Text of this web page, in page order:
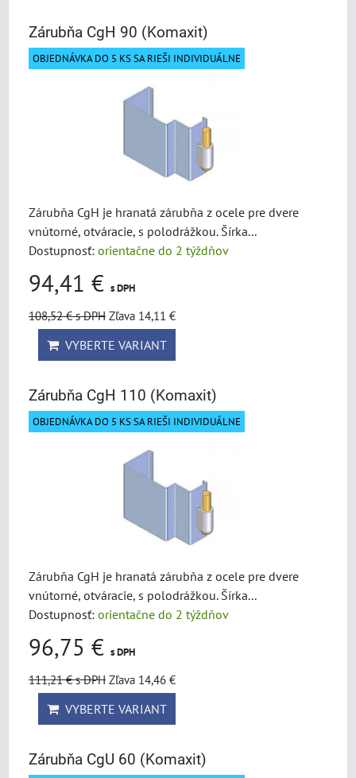
Zárubňa CgH 90 (Komaxit)
OBJEDNÁVKA DO 5 KS SA RIEŠI INDIVIDUÁLNE
Zárubňa CgH je hranatá zárubňa z ocele pre dvere
vnútorné, otváracie, s polodrážkou. Šírka...
Dostupnosť: orientačne do 2 týždňov
94,41 € s DPH
108,52 €s DPH Zľava 14,11 €
VYBERTE VARIANT
Zárubňa CgH 110 (Komaxit)
OBJEDNÁVKA DO 5 KS SA RIEŠI INDIVIDUÁLNE
Zárubňa CgH je hranatá zárubňa z ocele pre dvere
vnútorné, otváracie, s polodrážkou. Šírka...
Dostupnosť: orientačne do 2 týždňov
96,75 € s DPH
111,21 €s DPH Zľava 14,46 €
VYBERTE VARIANT
Zárubňa CgU 60 (Komaxit)